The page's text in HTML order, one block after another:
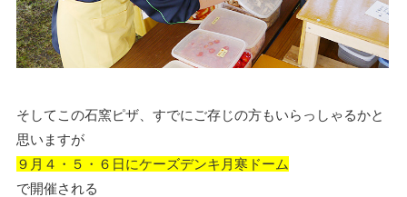
そしてこの石窯ピザ、すでにご存じの方もいらっしゃるかと
思いますが
９月４・５・６日にケーズデンキ月寒ドーム
で開催される